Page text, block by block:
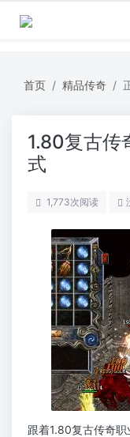
首页 精品传奇
1.80复古传
式
1,773次阅读
跟着1.80复古传奇